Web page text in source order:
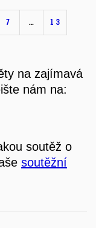
7 … 13
na zajímavá
nám na:
soutěž o
soutěžní